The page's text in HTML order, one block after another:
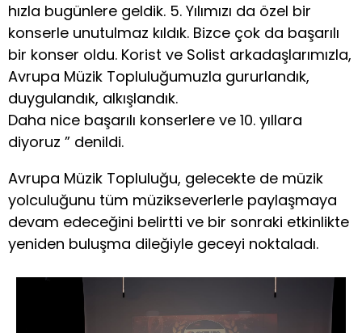
hızla bugünlere geldik. 5. Yılımızı da özel bir
konserle unutulmaz kıldık. Bizce çok da başarılı
bir konser oldu. Korist ve Solist arkadaşlarımızla,
Avrupa Müzik Topluluğumuzla gururlandık,
duygulandık, alkışlandık.
Daha nice başarılı konserlere ve 10. yıllara
diyoruz ” denildi.
Avrupa Müzik Topluluğu, gelecekte de müzik
yolculuğunu tüm müzikseverlerle paylaşmaya
devam edeceğini belirtti ve bir sonraki etkinlikte
yeniden buluşma dileğiyle geceyi noktaladı.